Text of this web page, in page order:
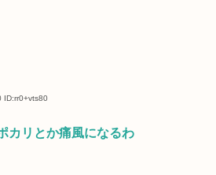
ID:rr0+vts80
カリとか痛風になるわ